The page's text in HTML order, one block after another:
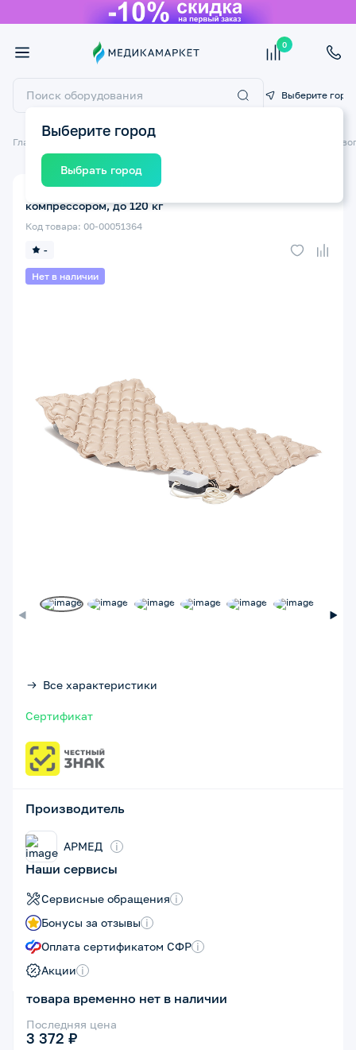
0
Выберите город
Выберите город
Выбрать город
Главная Технические средства реабилитации ТСР Матрасы
Нет в наличии
-
Код товара: 00-00051364
компрессором, до 120 кг
Все характеристики
Сертификат
Производитель
АРМЕД i
Наши сервисы
Сервисные обращения i
Бонусы за отзывы i
Оплата сертификатом СФР i
Акции i
товара временно нет в наличии
Последняя цена
3 372 ₽